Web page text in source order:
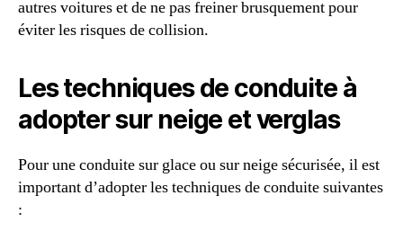
autres voitures et de ne pas freiner brusquement pour
éviter les risques de collision.
Les techniques de conduite à
adopter sur neige et verglas
Pour une conduite sur glace ou sur neige sécurisée, il est
important d’adopter les techniques de conduite suivantes
: